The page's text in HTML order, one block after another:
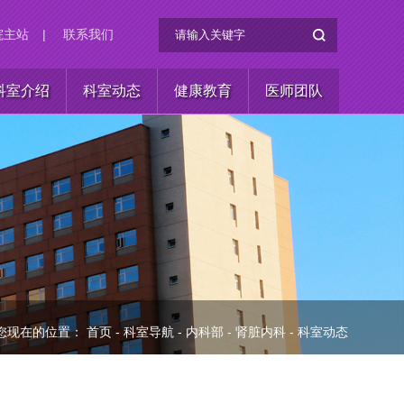
主站 | 联系我们
室介绍 科室动态 健康教育 医师团队
现在的位置： 首页 - 科室导航 - 内科部 - 肾脏内科 - 科室动态